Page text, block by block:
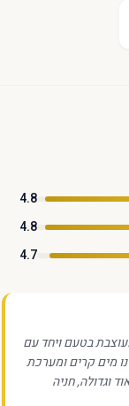
4.8
4.8
4.7
בטעם ויחד עם
מים קרים ומערכת
וגדולה, חניה